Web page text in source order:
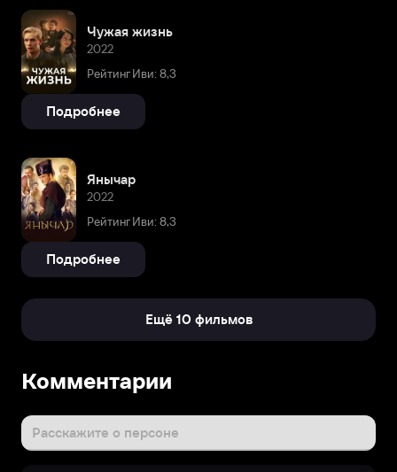
Чужая жизнь
2022
Рейтинг Иви: 8,3
Подробнее
Янычар
2022
Рейтинг Иви: 8,3
Подробнее
Ещё 10 фильмов
Комментарии
Расскажите о персоне